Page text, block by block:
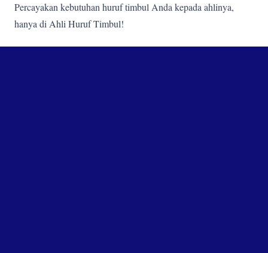
Percayakan kebutuhan huruf timbul Anda kepada ahlinya,
hanya di Ahli Huruf Timbul!